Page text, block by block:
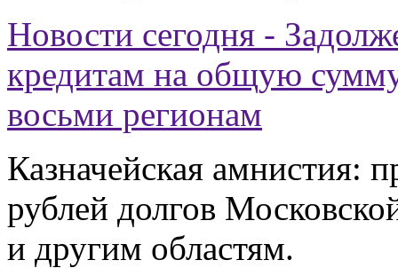
Новости сегодня -
кредитам на общую
восьми регионам
Казначейская амнистия:
рублей долгов
и другим областям.